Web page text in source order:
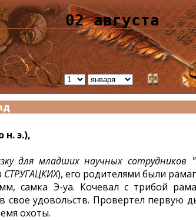
02 августа
н. э.),
для младших научных сотрудников
СТРУГАЦКИХ), его родителями были
самка Э-уа. Кочевал с трибой
свое удовольств. Провертел первую
охоты.